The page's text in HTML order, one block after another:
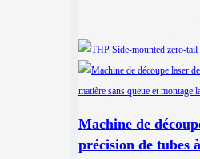
Machine de
précision de tubes